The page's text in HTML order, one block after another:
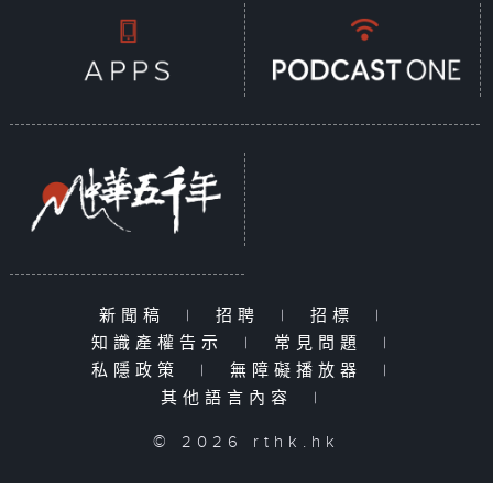
新聞稿 | 招聘 | 招標
|
知識產權告示
| 常見問題
|
私隱政策
| 無障礙播放器
|
其他語言內容
|
© 2026 rthk.hk